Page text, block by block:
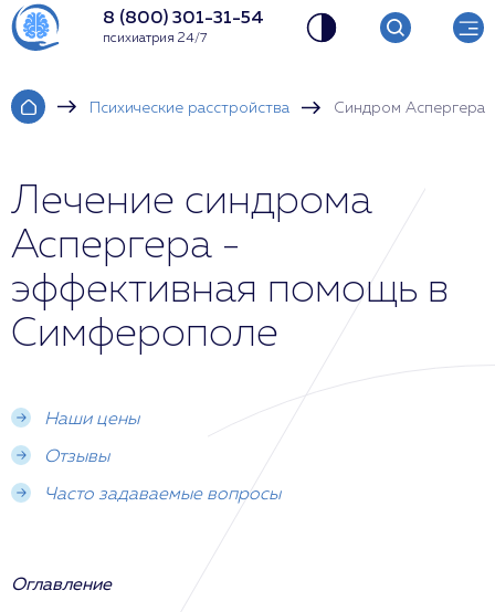
8 (800) 301-31-54
психиатрия 24/7
Психические расстройства Синдром Аспергера
Лечение синдрома
Аспергера -
эффективная помощь в
Симферополе
Наши цены
Отзывы
Часто задаваемые вопросы
Оглавление